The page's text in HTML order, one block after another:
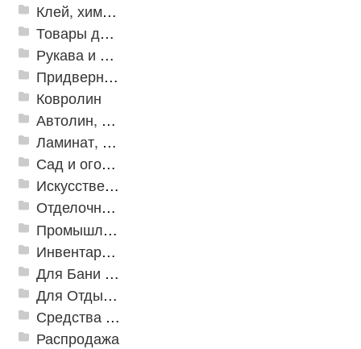
Клей, химия, сопутствующие товары
Товары для дома
Рукава и шланги промышленные
Придверные решетки
Ковролин
Автолин, Транслин, Линолеум
Ламинат, Кварцвиниловая плитка SPC
Сад и огород
Искусственная трава
Отделочные профили
Промышленный текстиль
Инвентарь для клининга
Для Бани и Сауны
Для Отдыха и Пикника
Средства от насекомых и садовых вредителей
Распродажа